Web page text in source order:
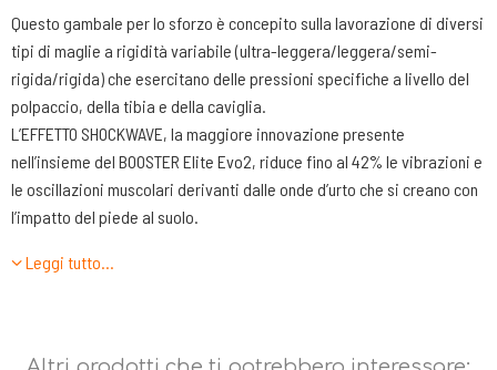
Questo gambale per lo sforzo è concepito sulla lavorazione di diversi
tipi di maglie a rigidità variabile (ultra-leggera/leggera/semi-
rigida/rigida) che esercitano delle pressioni specifiche a livello del
polpaccio, della tibia e della caviglia.
L’EFFETTO SHOCKWAVE, la maggiore innovazione presente
nell’insieme del BOOSTER Elite Evo2, riduce fino al 42% le vibrazioni e
le oscillazioni muscolari derivanti dalle onde d’urto che si creano con
l’impatto del piede al suolo.
del 39% dei dolori muscolari post sforzo.
1 misurare la circonferenza in centimetri del polpaccio nel punto di
Leggi tutto…